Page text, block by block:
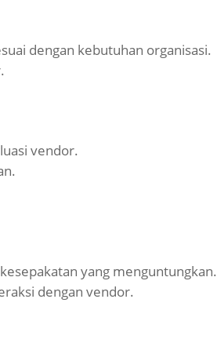
dengan kebutuhan organisasi.
vendor.
yang menguntungkan.
dengan vendor.